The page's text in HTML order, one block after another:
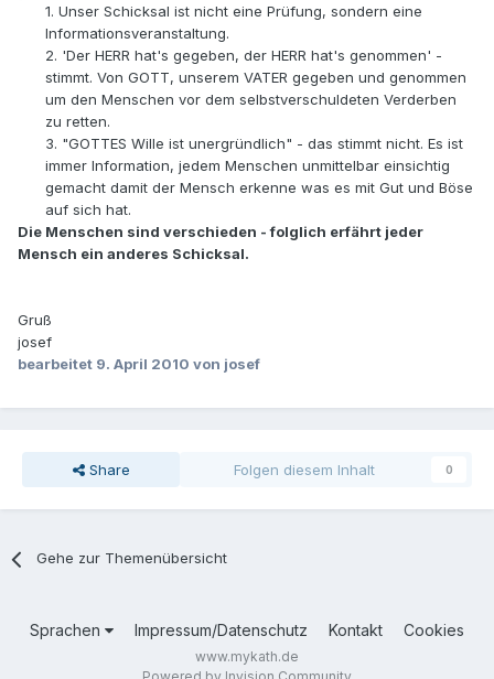
1. Unser Schicksal ist nicht eine Prüfung, sondern eine
Informationsveranstaltung.
2. 'Der HERR hat's gegeben, der HERR hat's genommen' -
stimmt. Von GOTT, unserem VATER gegeben und genommen
um den Menschen vor dem selbstverschuldeten Verderben
zu retten.
3. "GOTTES Wille ist unergründlich" - das stimmt nicht. Es ist
immer Information, jedem Menschen unmittelbar einsichtig
gemacht damit der Mensch erkenne was es mit Gut und Böse
auf sich hat.
Die Menschen sind verschieden - folglich erfährt jeder
Mensch ein anderes Schicksal.
Gruß
josef
bearbeitet 9. April 2010 von josef
Share Folgen diesem Inhalt 0
Gehe zur Themenübersicht
Sprachen Impressum/Datenschutz Kontakt Cookies
www.mykath.de